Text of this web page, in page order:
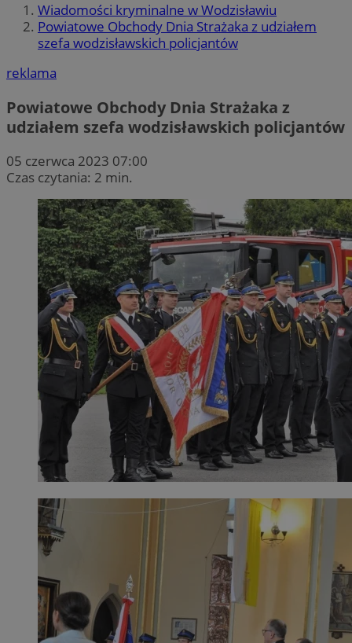
Wiadomości kryminalne w Wodzisławiu
Powiatowe Obchody Dnia Strażaka z udziałem
szefa wodzisławskich policjantów
reklama
Powiatowe Obchody Dnia Strażaka z
udziałem szefa wodzisławskich policjantów
05 czerwca 2023 07:00
Czas czytania: 2 min.